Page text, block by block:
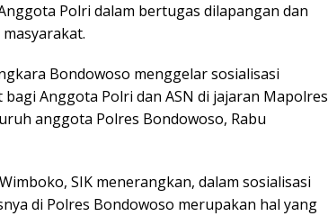
Polri dalam bertugas dilapangan dan
Bondowoso menggelar sosialisasi
Anggota Polri dan ASN di jajaran Mapolres
anggota Polres Bondowoso, Rabu
SIK menerangkan, dalam sosialisasi
di Polres Bondowoso merupakan hal yang